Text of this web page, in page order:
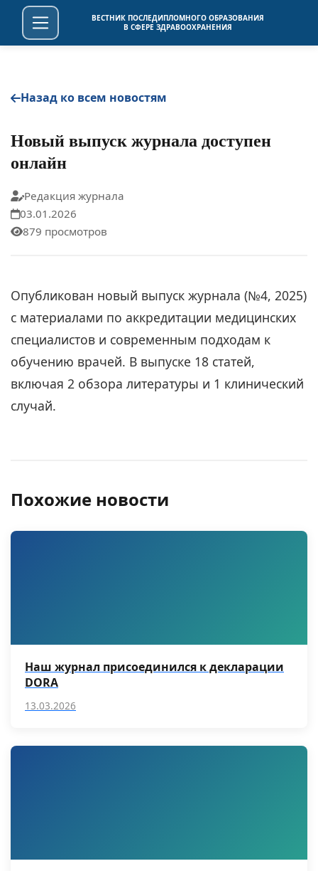
ВЕСТНИК ПОСЛЕДИПЛОМНОГО ОБРАЗОВАНИЯ
В СФЕРЕ ЗДРАВООХРАНЕНИЯ
Назад ко всем новостям
Новый выпуск журнала доступен
онлайн
Редакция журнала
03.01.2026
879 просмотров
Опубликован новый выпуск журнала (№4, 2025)
с материалами по аккредитации медицинских
специалистов и современным подходам к
обучению врачей. В выпуске 18 статей,
включая 2 обзора литературы и 1 клинический
случай.
Похожие новости
Наш журнал присоединился к декларации
DORA
13.03.2026